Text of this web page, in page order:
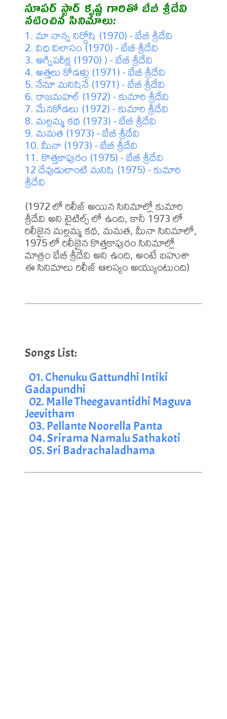
సూపర్ స్టార్ కృష్ణ గారితో బేబీ శ్రీదేవి
నటించిన సినిమాలు:
1. మా నాన్న నిర్దోషి (1970) - బేబీ శ్రీదేవి
2. విధి విలాసం (1970) - బేబీ శ్రీదేవి
3. అగ్నిపరీక్ష (1970) ) - బేబీ శ్రీదేవి
4. అత్తలు కోడళ్లు (1971) - బేబీ శ్రీదేవి
5. నేనూ మనిషినే (1971) - బేబీ శ్రీదేవి
6. రాజమహల్ (1972) - కుమారి శ్రీదేవి
7. మేనకోడలు (1972) - కుమారి శ్రీదేవి
8. మల్లమ్మ కథ (1973) - బేబీ శ్రీదేవి
9. మమత (1973) - బేబీ శ్రీదేవి
10. మీనా (1973) - బేబీ శ్రీదేవి
11. కొత్తకాపురం (1975) - బేబీ శ్రీదేవి
12 దేవుడులాంటి మనిషి (1975) - కుమారి
శ్రీదేవి
(1972 లో రిలీజ్ అయిన సినిమాల్లో కుమారి
శ్రీదేవి అని టైటిల్స్ లో ఉంది, కానీ 1973 లో
రిలీజైన మల్లమ్మ కథ, మమత, మీనా సినిమాలో,
1975 లో రిలీజైన కొత్తకాపురం సినిమాల్లో
మాత్రం బేబీ శ్రీదేవి అని ఉంది, అంటే బహుశా
01. Chenuku Gattundhi Intiki
Gadapundhi
02. Malle Theegavantidhi Maguva
Jeevitham
03. Pellante Noorella Panta
04. Srirama Namalu Sathakoti
05. Sri Badrachaladhama